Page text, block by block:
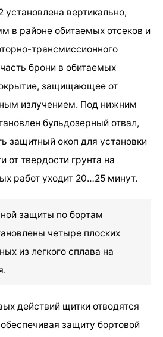
установлена вертикально,
в районе обитаемых отсеков и
трансмиссионного
брони в обитаемых
защищающее от
излучением. Под нижним
бульдозерный отвал,
защитный окоп для установки
от твердости грунта на
работ уходит 20…25 минут.
защиты по бортам
четыре плоских
из легкого сплава на
действий щитки отводятся
защиту бортовой